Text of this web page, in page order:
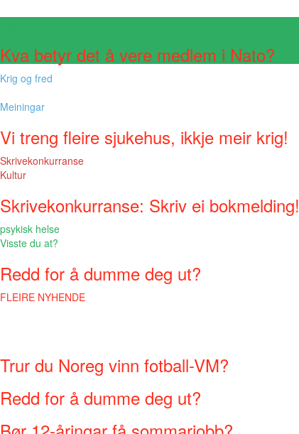
Kva betyr det å vere medlem i Nato?
Krig og fred
Meiningar
Vi treng fleire sjukehus, ikkje meir krig!
Skrivekonkurranse
Kultur
Skrivekonkurranse: Skriv ei bokmelding!
psykisk helse
Visste du at?
Redd for å dumme deg ut?
FLEIRE NYHENDE
Trur du Noreg vinn fotball-VM?
Redd for å dumme deg ut?